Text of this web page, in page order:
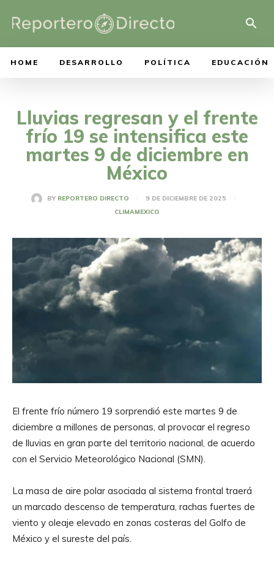
HOME DESARROLLO POLÍTICA EDUCACIÓN
Lluvias regresan y el frente
frío 19 se intensifica este
martes 9 de diciembre en
México
BY REPORTERO DIRECTO
9 DE DICIEMBRE DE 2025
CLIMAMEXICO
El frente frío número 19 sorprendió este martes 9 de
diciembre a millones de personas, al provocar el regreso
de lluvias en gran parte del territorio nacional, de acuerdo
con el Servicio Meteorológico Nacional (SMN).
La masa de aire polar asociada al sistema frontal traerá
un marcado descenso de temperatura, rachas fuertes de
viento y oleaje elevado en zonas costeras del Golfo de
México y el sureste del país.